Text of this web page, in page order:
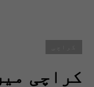
کراچی